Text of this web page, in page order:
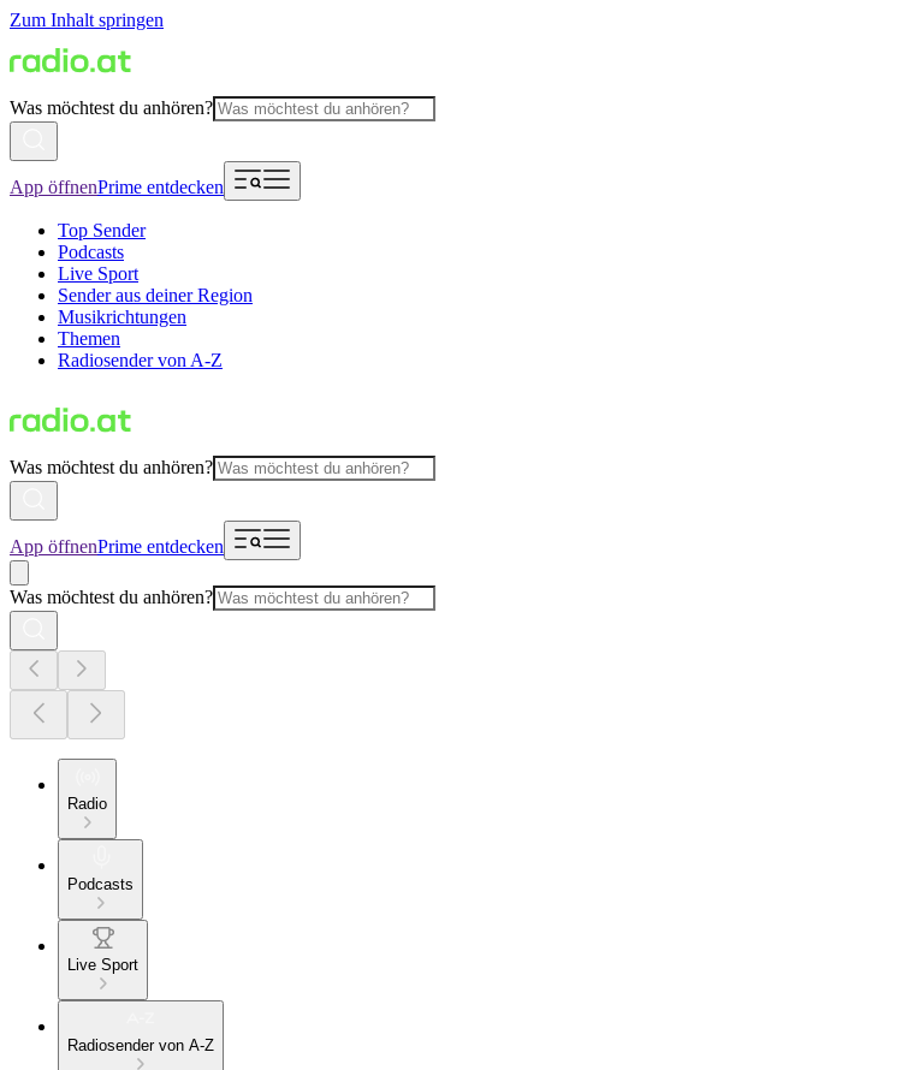
Zum Inhalt springen
Was möchtest du anhören?
App öffnenPrime entdecken
Top Sender
Podcasts
Live Sport
Sender aus deiner Region
Musikrichtungen
Themen
Radiosender von A-Z
Was möchtest du anhören?
App öffnenPrime entdecken
Was möchtest du anhören?
Radio
Podcasts
Live Sport
Radiosender von A-Z